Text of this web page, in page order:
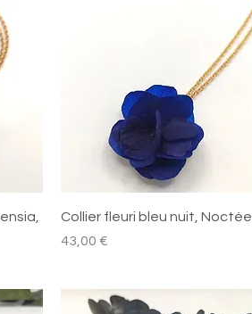
Aperçu rapide
Collier fleuri bleu nuit, Noctée
Prix
43,00 €